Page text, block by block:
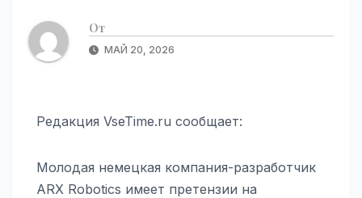
От
МАЙ 20, 2026
Редакция VseTime.ru сообщает:
Молодая немецкая компания-разработчик
ARX Robotics имеет претензии на